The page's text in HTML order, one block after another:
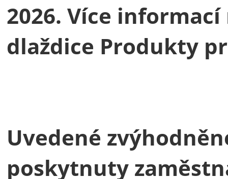
2026. Více
dlaždice Produkty
Uvedené
poskytnuty